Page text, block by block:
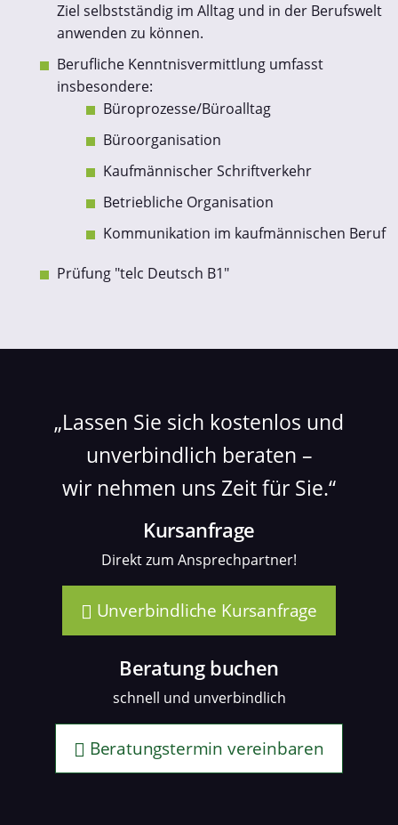
Ziel selbstständig im Alltag und in der Berufswelt
anwenden zu können.
Berufliche Kenntnisvermittlung umfasst
insbesondere:
Büroprozesse/Büroalltag
Büroorganisation
Kaufmännischer Schriftverkehr
Betriebliche Organisation
Kommunikation im kaufmännischen Beruf
Prüfung "telc Deutsch B1"
Lassen Sie sich kostenlos und
unverbindlich beraten –
wir nehmen uns Zeit für Sie.
Kursanfrage
Direkt zum Ansprechpartner!
Unverbindliche Kursanfrage
Beratung buchen
schnell und unverbindlich
Beratungstermin vereinbaren